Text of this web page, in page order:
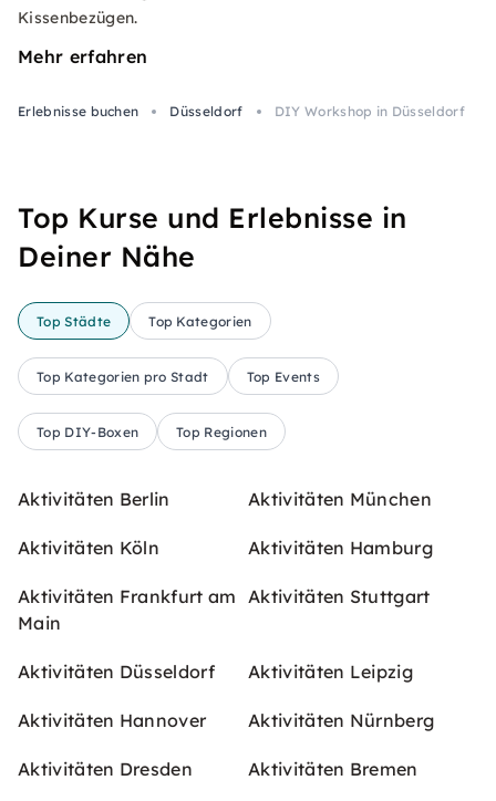
Kissenbezügen.
Mehr erfahren
Erlebnisse buchen Düsseldorf DIY Workshop in Düsseldorf
Top Kurse und Erlebnisse in
Deiner Nähe
Top Städte Top Kategorien
Top Kategorien pro Stadt Top Events
Top DIY-Boxen Top Regionen
Aktivitäten Berlin Aktivitäten München
Aktivitäten Köln Aktivitäten Hamburg
Aktivitäten Frankfurt am
Main
Aktivitäten Stuttgart
Aktivitäten Düsseldorf Aktivitäten Leipzig
Aktivitäten Hannover Aktivitäten Nürnberg
Aktivitäten Dresden Aktivitäten Bremen